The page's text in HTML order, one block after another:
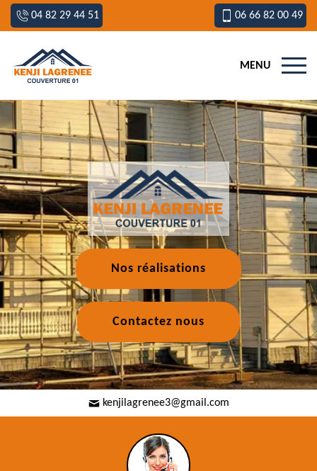
04 82 29 44 51 06 66 82 00 49
MENU
Nos réalisations
Contactez nous
kenjilagrenee3@gmail.com